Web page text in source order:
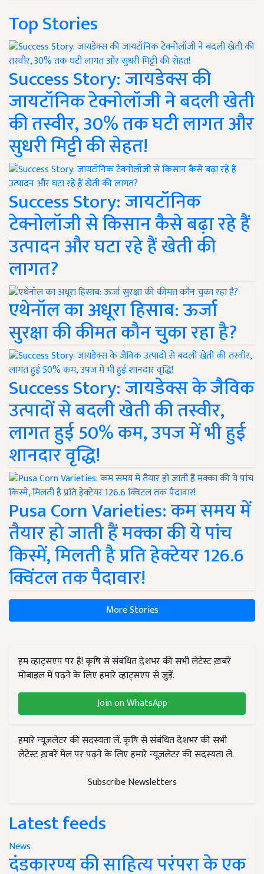
Top Stories
Success Story: जायडेक्स की
जायटॉनिक टेक्नोलॉजी ने बदली खेती
की तस्वीर, 30% तक घटी लागत और
सुधरी मिट्टी की सेहत!
Success Story: जायटॉनिक
टेक्नोलॉजी से किसान कैसे बढ़ा रहे हैं
उत्पादन और घटा रहे हैं खेती की
लागत?
एथेनॉल का अधूरा हिसाब: ऊर्जा
सुरक्षा की कीमत कौन चुका रहा है?
Success Story: जायडेक्स के जैविक
उत्पादों से बदली खेती की तस्वीर,
लागत हुई 50% कम, उपज में भी हुई
शानदार वृद्धि!
Pusa Corn Varieties: कम समय में
तैयार हो जाती हैं मक्का की ये पांच
किस्में, मिलती है प्रति हेक्टेयर 126.6
क्विंटल तक पैदावार!
More Stories
हम व्हाट्सएप पर हैं! कृषि से संबंधित देशभर की सभी लेटेस्ट ख़बरें
मोबाइल में पढ़ने के लिए हमारे व्हाट्सएप से जुड़ें.
Join on WhatsApp
हमारे न्यूज़लेटर की सदस्यता लें. कृषि से संबंधित देशभर की सभी
लेटेस्ट ख़बरें मेल पर पढ़ने के लिए हमारे न्यूज़लेटर की सदस्यता लें.
Subscribe Newsletters
Latest feeds
News
दंडकारण्य की साहित्य परंपरा के एक